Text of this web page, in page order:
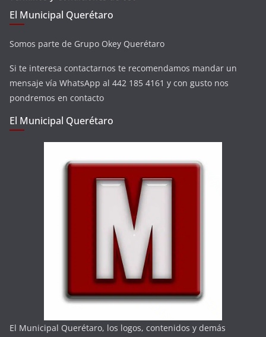
El Municipal Querétaro
Somos parte de Grupo Okey Querétaro
Si te interesa contactarnos te recomendamos mandar un
mensaje vía WhatsApp al 442 185 4161 y con gusto nos
pondremos en contacto
El Municipal Querétaro
El Municipal Querétaro, los logos, contenidos y demás